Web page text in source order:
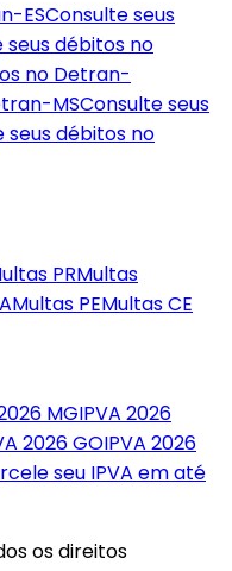
ESConsulte seus
seus débitos no
no Detran-
MSConsulte seus
seus débitos no
PRMultas
Multas PEMultasCE
MGIPVA 2026
2026GOIPVA 2026
seu IPVA em até
os direitos